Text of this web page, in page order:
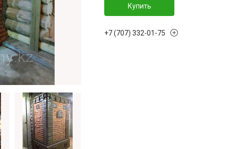
Купить
+7 (707) 332-01-75